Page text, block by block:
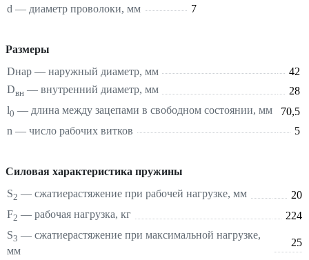
d — диаметр проволоки, мм
7
Размеры
Dнар — наружный диаметр, мм
42
Dвн — внутренний диаметр, мм
28
l0 — длина между зацепами в свободном состоянии, мм
70,5
n — число рабочих витков
5
Силовая характеристика пружины
S2 — сжатиерастяжение при рабочей нагрузке, мм
20
F2 — рабочая нагрузка, кг
224
S3 — сжатиерастяжение при максимальной нагрузке,
мм
25